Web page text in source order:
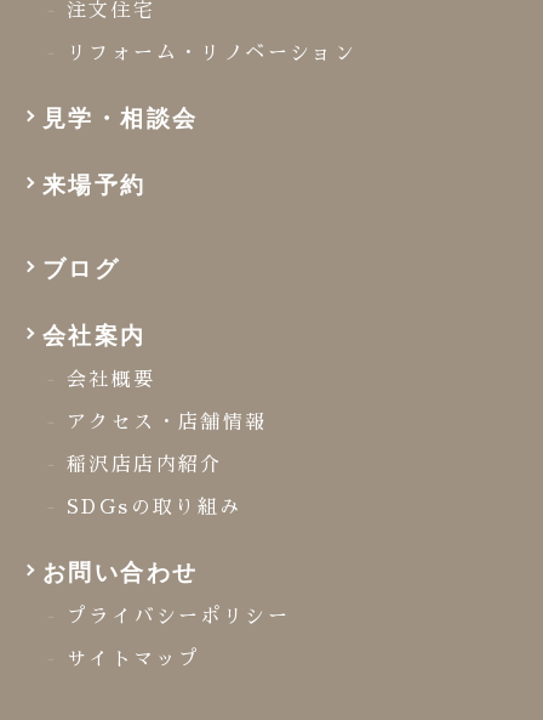
注文住宅
リフォーム・リノベーション
見学・相談会
来場予約
ブログ
会社案内
会社概要
アクセス・店舗情報
稲沢店店内紹介
SDGsの取り組み
お問い合わせ
プライバシーポリシー
サイトマップ